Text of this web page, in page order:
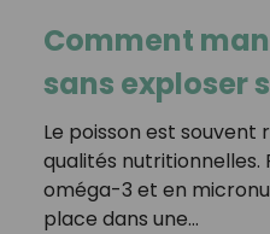
Comment
sans exploser
Le poisson est
qualités nutritionnelles.
oméga-3 et en
place dans une…